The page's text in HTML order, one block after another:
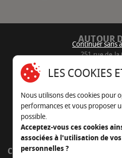
AUTOUR
251 rue de la
05 45
Nous envoyer
CÔTÉ OUTDOOR
Continuer sans
LES COOKIES
Nous utilisons des cookies pour
performances et vous proposer
possible.
Acceptez-vous ces cookies
associées à l'utilisation de
personnelles ?